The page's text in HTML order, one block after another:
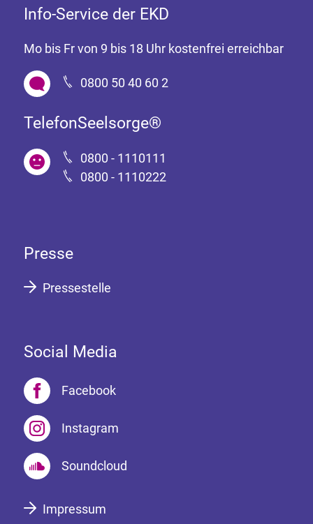
Info-Service der EKD
Mo bis Fr von 9 bis 18 Uhr kostenfrei erreichbar
0800 50 40 60 2
TelefonSeelsorge®
0800 - 1110111
0800 - 1110222
Presse
Pressestelle
Social Media
Facebook
Instagram
Soundcloud
Impressum